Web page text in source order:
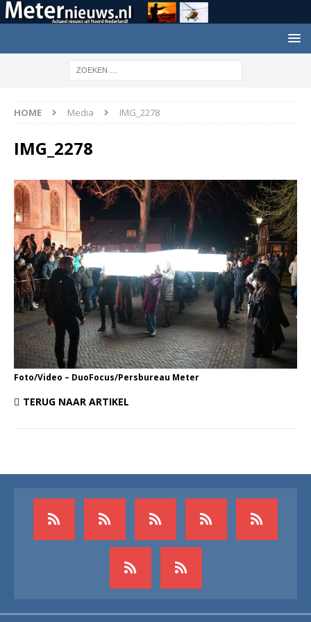
HOME Media IMG_2278
IMG_2278
Foto/Video – DuoFocus/Persbureau Meter
TERUG NAAR ARTIKEL